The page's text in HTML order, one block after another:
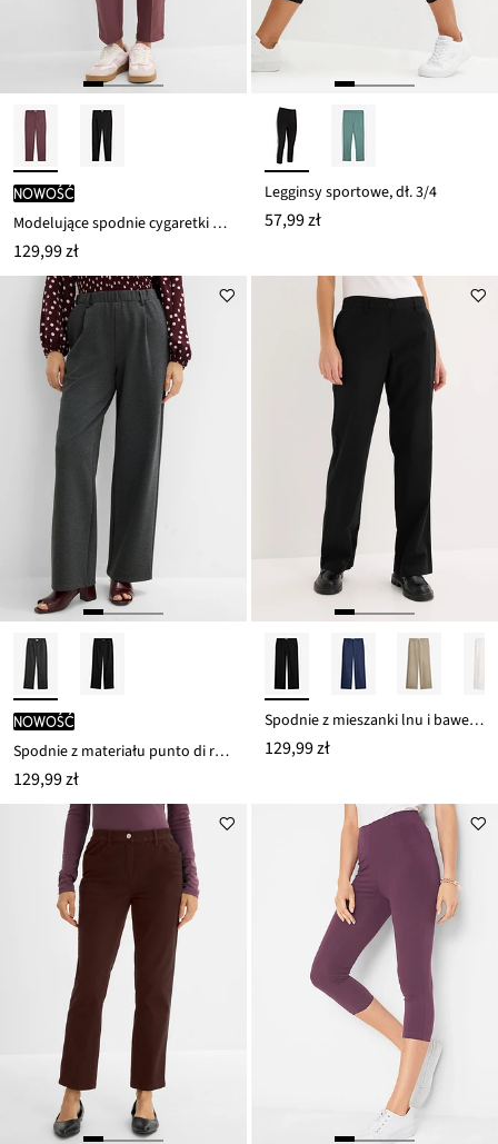
nowość
Modelujące spodnie cygaretki wysmuklające brzuch, z bengaliny ze stretchem
129,99 zł
Legginsy sportowe, dł. 3/4
57,99 zł
nowość
Spodnie z materiału punto di roma z zakładkami
129,99 zł
Spodnie z mieszanki lnu i bawełny
129,99 zł